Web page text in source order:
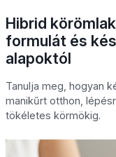
Hibrid
formulát és
alapoktól
Tanulja meg, hogyan
manikűrt otthon,
tökéletes körmökig.